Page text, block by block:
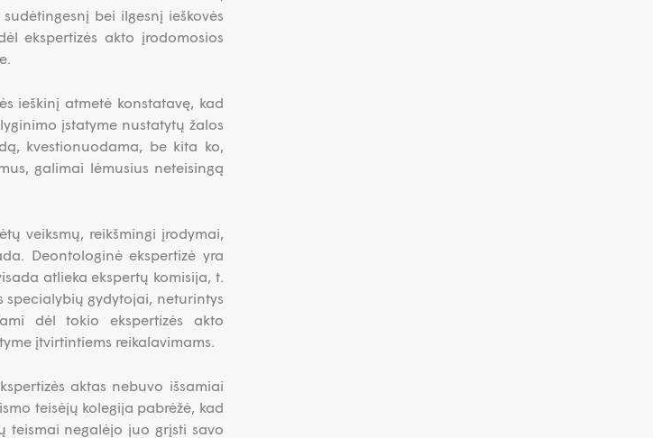
bei ilgesnį ieškovės
ekspertizės akto įrodomosios
ieškinį atmetė konstatavę, kad
įstatyme nustatytų žalos
kvestionuodama, be kita ko,
galimai lėmusius neteisingą
veiksmų, reikšmingi įrodymai,
Deontologinė ekspertizė yra
atlieka ekspertų komisija, t.
specialybių gydytojai, neturintys
dėl tokio ekspertizės akto
įtvirtintiems reikalavimams.
aktas nebuvo išsamiai
teisėjų kolegija pabrėžė, kad
teismai negalėjo juo grįsti savo